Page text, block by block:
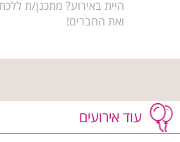
היית באירוע? מתכנן/ת
ואת החברים!
עוד אירועים